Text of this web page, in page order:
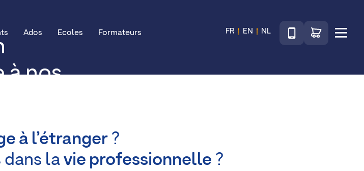
Ados Ecoles Formateurs FR EN NL
TéléphoneAccéder au
à nos
à l’étranger ?
dans lavie professionnelle ?